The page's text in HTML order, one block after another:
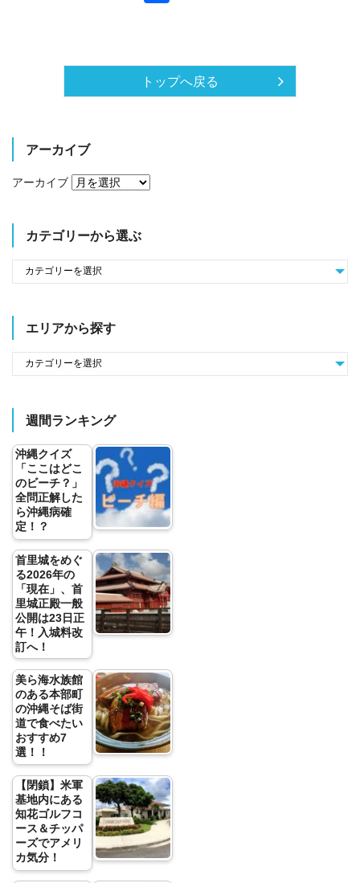
トップへ戻る
アーカイブ
アーカイブ
カテゴリーから選ぶ
エリアから探す
週間ランキング
沖縄クイズ
「ここはどこ
のビーチ？」
全問正解した
ら沖縄病確
定！？
首里城をめぐ
る2026年の
「現在」、首
里城正殿一般
公開は23日正
午！入城料改
訂へ！
美ら海水族館
のある本部町
の沖縄そば街
道で食べたい
おすすめ7
選！！
【閉鎖】米軍
基地内にある
知花ゴルフコ
ース＆チッパ
ーズでアメリ
カ気分！